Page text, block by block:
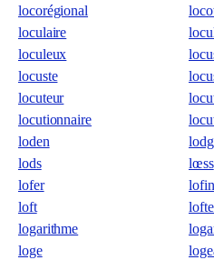
locorégional
loculaire
loculeux
locuste
locuteur
locutionnaire
loden
lods
lœss
lofer
loft
logarithme
loge